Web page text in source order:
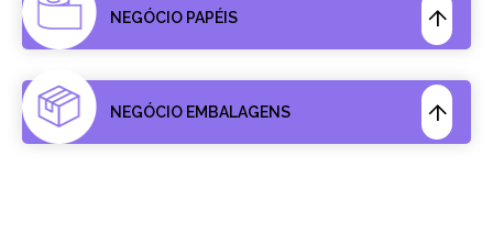
NEGÓCIO PAPÉIS
NEGÓCIO EMBALAGENS